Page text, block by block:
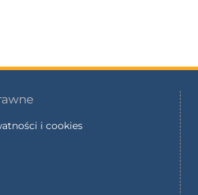
i cookies